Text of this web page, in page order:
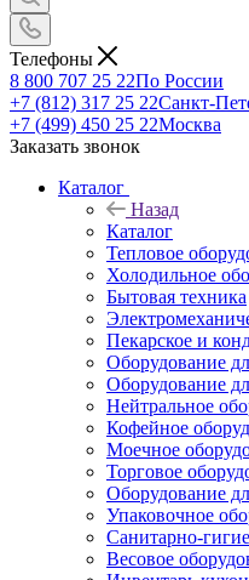
Телефоны
8 800 707 25 22По России
+7 (812) 317 25 22Санкт-
+7 (499) 450 25 22Москва
Заказать звонок
Каталог
Назад
Каталог
Тепловое
Холодильное
Бытовая техника
Пекарское и
Оборудование
Оборудование
Нейтральное
Кофейное
Моечное
Торговое
Оборудование
Упаковочное
Санитарно-
Весовое